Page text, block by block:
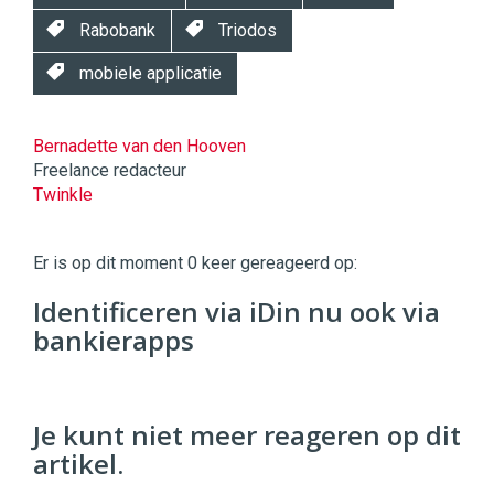
Rabobank Triodos
mobiele applicatie
Bernadette van den Hooven
Freelance redacteur
Twinkle
|
Digital
Commercehttps://twinklemagazine.nl
9654
Er is op dit moment 0 keer gereageerd op:
Identificeren via iDin nu ook via
bankierapps
Je kunt niet meer reageren op dit
artikel.